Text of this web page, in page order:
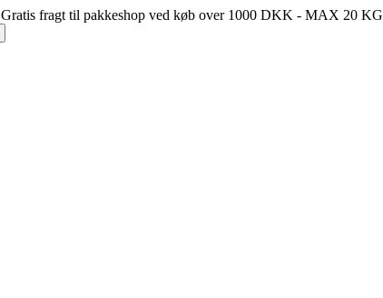
Gratis fragt til pakkeshop ved køb over 1000 DKK - MAX 20 KG